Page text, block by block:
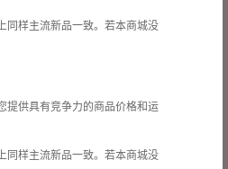
同样主流新品一致。若本商城没
提供具有竞争力的商品价格和运
同样主流新品一致。若本商城没